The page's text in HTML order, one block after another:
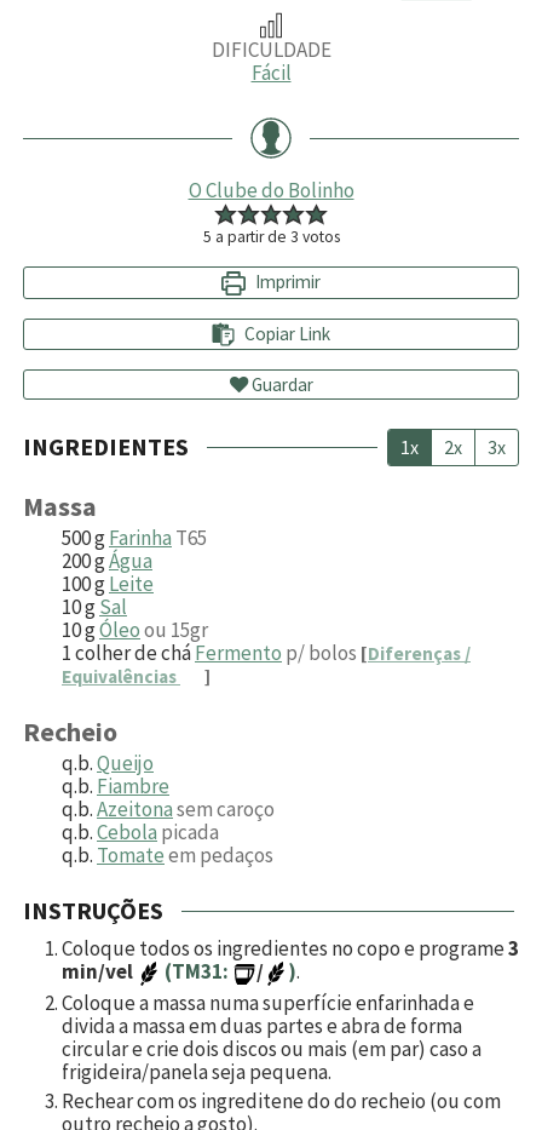
DIFICULDADE
Fácil
O Clube do Bolinho
5 a partir de 3 votos
Imprimir
Copiar Link
Guardar
INGREDIENTES 1x 2x 3x
Massa
500gFarinha T65
200gÁgua
100gLeite
10gSal
10gÓleoou 15gr
1colher de cháFermento p/ bolos [Diferenças /
Equivalências
]
Recheio
q.b.Queijo
q.b. Fiambre
q.b.Azeitonasem caroço
q.b.Cebola picada
q.b. Tomateem pedaços
INSTRUÇÕES
Coloque todos os ingredientes no copo e programe3
min/vel
(TM31: / ).
Coloque a massa numa superfície enfarinhada e
divida a massa em duas partes e abra de forma
circular e crie dois discos ou mais (em par) caso a
frigideira/panela seja pequena.
Rechear com os ingreditene do do recheio (ou com
outro recheio a gosto).